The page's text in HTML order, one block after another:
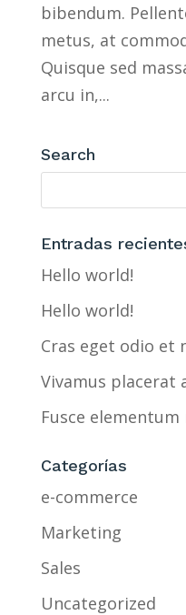
bibendum.
metus, at
Quisque sed
arcu in,...
Search
Entradas
Hello world!
Hello world!
Cras eget odio et
Vivamus placerat
Fusce
Categorías
e-commerce
Marketing
Sales
Uncategorized